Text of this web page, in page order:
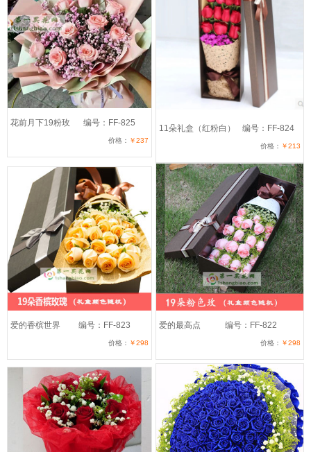
花前月下19粉玫 编号：FF-825
价格： ￥237
11朵礼盒（红粉白） 编号：FF-824
价格： ￥213
爱的香槟世界 编号：FF-823
价格： ￥298
爱的最高点 编号：FF-822
价格： ￥298